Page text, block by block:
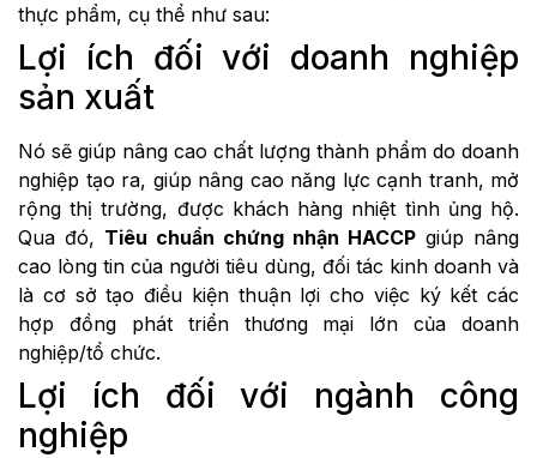
thực phẩm, cụ thể như sau:
Lợi ích đối với doanh nghiệp
sản xuất
Nó sẽ giúp nâng cao chất lượng thành phẩm do doanh
nghiệp tạo ra, giúp nâng cao năng lực cạnh tranh, mở
rộng thị trường, được khách hàng nhiệt tình ủng hộ.
Qua đó, Tiêu chuẩn chứng nhận HACCP giúp nâng
cao lòng tin của người tiêu dùng, đối tác kinh doanh và
là cơ sở tạo điều kiện thuận lợi cho việc ký kết các
hợp đồng phát triển thương mại lớn của doanh
nghiệp/tổ chức.
Lợi ích đối với ngành công
nghiệp